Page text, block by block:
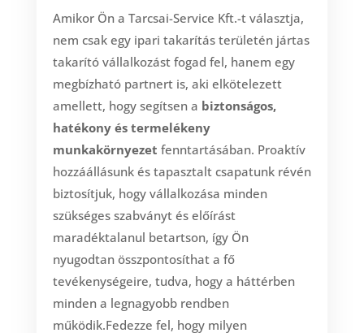
Amikor Ön a Tarcsai-Service Kft.-t választja,
nem csak egy ipari takarítás területén jártas
takarító vállalkozást fogad fel, hanem egy
megbízható partnert is, aki elkötelezett
amellett, hogy segítsen a biztonságos,
hatékony és termelékeny
munkakörnyezet fenntartásában. Proaktív
hozzáállásunk és tapasztalt csapatunk révén
biztosítjuk, hogy vállalkozása minden
szükséges szabványt és előírást
maradéktalanul betartson, így Ön
nyugodtan összpontosíthat a fő
tevékenységeire, tudva, hogy a háttérben
minden a legnagyobb rendben
működik.Fedezze fel, hogy milyen